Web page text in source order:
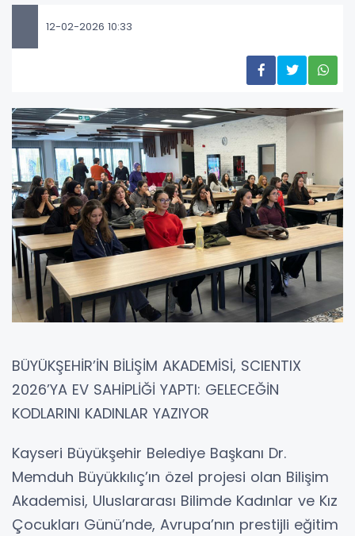
12-02-2026 10:33
BÜYÜKŞEHİR’İN BİLİŞİM AKADEMİSİ, SCIENTIX
2026’YA EV SAHİPLİĞİ YAPTI: GELECEĞİN
KODLARINI KADINLAR YAZIYOR
Kayseri Büyükşehir Belediye Başkanı Dr.
Memduh Büyükkılıç’ın özel projesi olan Bilişim
Akademisi, Uluslararası Bilimde Kadınlar ve Kız
Çocukları Günü’nde, Avrupa’nın prestijli eğitim